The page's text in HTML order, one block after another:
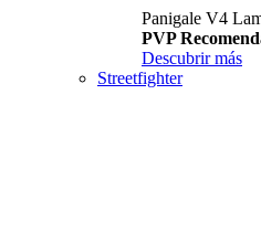
Panigale V4
PVP
Descubrir más
Streetfighter